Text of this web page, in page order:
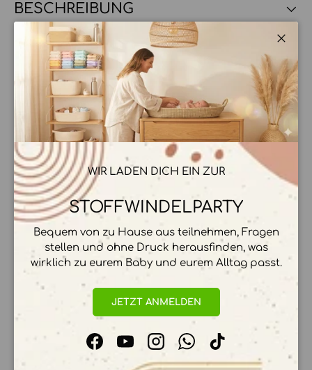
BESCHREIBUNG
MATERIAL & DETAILS
HERSTELLER & HERKUNFT
ZAHLUNGSMÖGLICHKEITEN
Ihre Zahlungsinformationen werden sicher
Kreditkartendetails.
WIR LADEN DICH EIN ZUR
STOFFWINDELPARTY
Bequem von zu Hause aus teilnehmen, Fragen
stellen und ohne Druck herausfinden, was
wirklich zu eurem Baby und eurem Alltag passt.
JETZT ANMELDEN
FacebookYouTubeInstagramWhatsApp
TikTok